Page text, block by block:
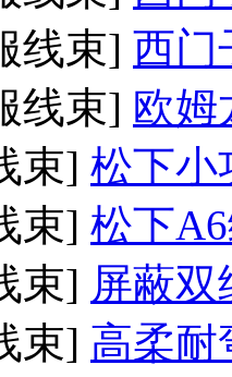
线束] 西门
线束] 欧姆
束] 松下小
束] 松下
束] 屏蔽
束] 高柔耐